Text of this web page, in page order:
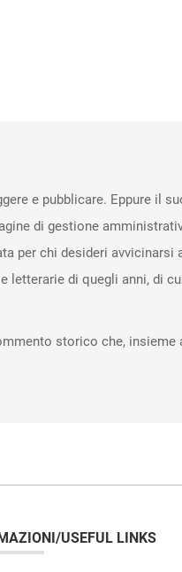
e pubblicare. Eppure il
di gestione
per chi desideri avvicinarsi
di quegli anni, di
storico che,
USEFUL LINKS